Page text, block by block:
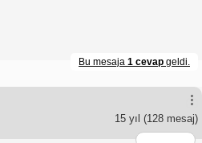
Bu mesaja 1 cevap geldi.
15 yıl (128 mesaj)